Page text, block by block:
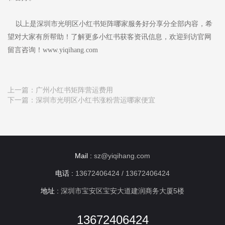
以上是深圳市光明区小红书矩阵哪家服务好分享分全部内容，希
望对大家有所帮助！了解更多小红书获客资讯信息，欢迎到访官网
留言咨询！www.yiqihang.com
上一篇： 广州小红书矩阵营运费用
下一篇： 深圳市光明区小红书涨粉营运哪家便宜
Mail : sz@yiqihang.com
电话 : 13672406424 / 13672406424
地址 : 深圳市宝安区宝安大道建润商务大厦5楼
13672406424